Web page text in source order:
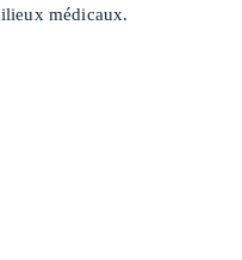
médicaux.